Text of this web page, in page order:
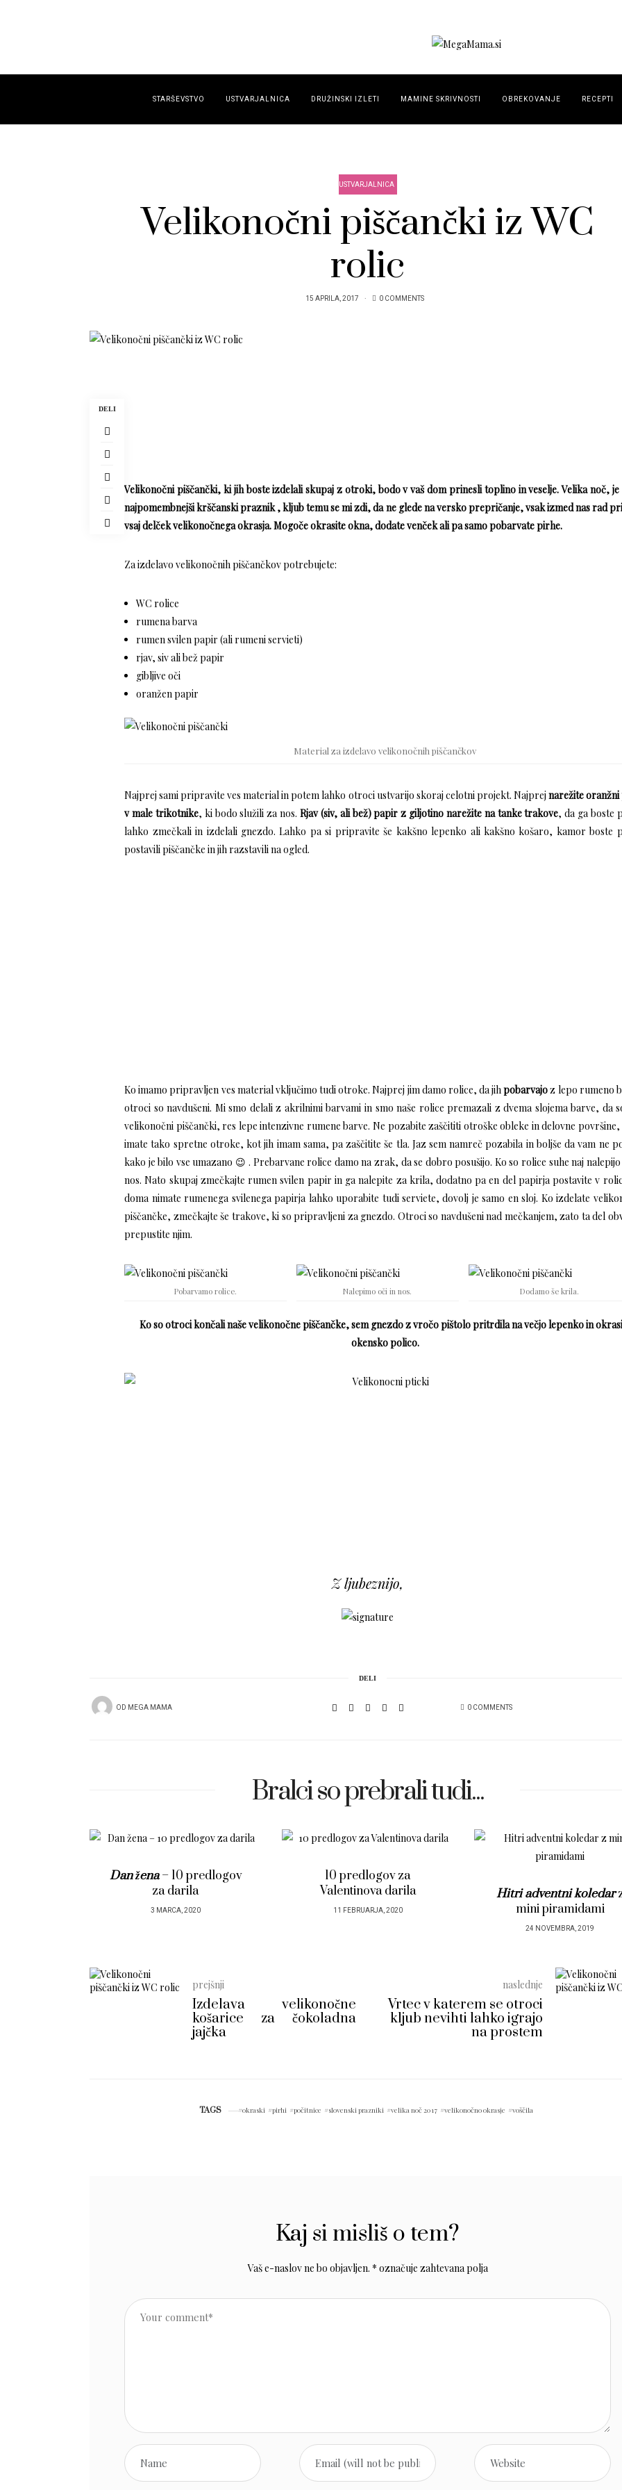
STARŠEVSTVO USTVARJALNICA DRUŽINSKI IZLETI MAMINE SKRIVNOSTI OBREKOVANJE RECEPTI
USTVARJALNICA
Velikonočni piščančki iz WC
rolic
15 APRILA, 2017 0 COMMENTS
DELI
Velikonočni piščančki, ki jih boste izdelali skupaj z otroki, bodo v vaš dom prinesli toplino in veselje. Velika noč,
najpomembnejši krščanski praznik , kljub temu se mi zdi, da ne glede na versko prepričanje, vsak izmed nas rad
vsaj delček velikonočnega okrasja. Mogoče okrasite okna, dodate venček ali pa samo pobarvate pirhe.
Za izdelavo velikonočnih piščančkov potrebujete:
WC rolice
rumena barva
rumen svilen papir (ali rumeni servieti)
rjav, siv ali bež papir
gibljive oči
oranžen papir
Material za izdelavo velikonočnih piščančkov
Najprej sami pripravite ves material in potem lahko otroci ustvarijo skoraj celotni projekt. Najprej narežite
v male trikotnike, ki bodo služili za nos. Rjav (siv, ali bež) papir z giljotino narežite na tanke trakove, da ga boste
lahko zmečkali in izdelali gnezdo. Lahko pa si pripravite še kakšno lepenko ali kakšno košaro, kamor boste
postavili piščančke in jih razstavili na ogled.
Ko imamo pripravljen ves material vključimo tudi otroke. Najprej jim damo rolice, da jihpobarvajoz lepo rumeno
otroci so navdušeni. Mi smo delali z akrilnimi barvami in smo naše rolice premazali z dvema slojema barve, da
velikonočni piščančki, res lepe intenzivne rumene barve. Ne pozabite zaščititi otroške obleke in delovne površine,
imate tako spretne otroke, kot jih imam sama, pa zaščitite še tla. Jaz sem namreč pozabila in boljše da vam ne
kako je bilo vse umazano 😉 . Prebarvane rolice damo na zrak, da se dobro posušijo. Ko so rolice suhe naj
nos. Nato skupaj zmečkajte rumen svilen papir in ga nalepite za krila, dodatno pa en del papirja postavite v
doma nimate rumenega svilenega papirja lahko uporabite tudi serviete, dovolj je samo en sloj. Ko izdelate
piščančke, zmečkajte še trakove, ki so pripravljeni za gnezdo. Otroci so navdušeni nad mečkanjem, zato ta del
prepustite njim.
Pobarvamo rolice. Nalepimo oči in nos. Dodamo še krila.
Ko so otroci končali naše velikonočne piščančke, sem gnezdo z vročo pištolo pritrdila na večjo lepenko in
okensko polico.
Z ljubeznijo,
DELI
OD MEGA MAMA 0 COMMENTS
Bralci so prebrali tudi...
10 predlogov za
Valentinova darila
11 FEBRUARJA, 2020
Hitri adventni koledar
mini piramidami
Popolno dariloza
vzgojiteljice v vrtcu
28 MAJA, 2019
prejšnji
Izdelava velikonočne
košarice za čokoladna
jajčka
naslednje
Vrtec v katerem se otroci
kljub nevihti lahko igrajo
na prostem
TAGS okraski pirhi počitnice slovenski prazniki velika noč 2017 velikonočno okrasje voščila
Kaj si misliš o tem?
Vaš e-naslov ne bo objavljen. * označuje zahtevana polja